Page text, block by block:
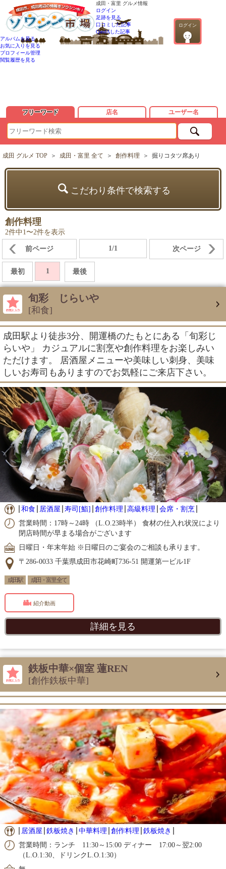
成田・富里 グルメ情報
ログイン
ログイン
足跡を見る
口コミした記事
QandAした記事
アルバムを見る
お気に入りを見る
プロフィール管理
閲覧履歴を見る
フリーワード 店名 ユーザー名
成田 グルメ TOP ＞ 成田・富里 全て ＞ 創作料理 ＞ 掘りコタツ席あり
こだわり条件で検索する
創作料理
2件中1〜2件を表示
前ページ 1/1 次ページ
最初 1 最後
旬彩 じらいや
[和食]
成田駅より徒歩3分、開運橋のたもとにある「旬彩じ
らいや」 カジュアルに割烹や創作料理をお楽しみい
ただけます。 居酒屋メニューや美味しい刺身、美味
しいお寿司もありますのでお気軽にご来店下さい。
和食 居酒屋 寿司[鮨] 創作料理 高級料理 会席・割烹
営業時間：17時～24時 （L.O.23時半） 食材の仕入れ状況により
閉店時間が早まる場合がございます
日曜日・年末年始 ※日曜日のご宴会のご相談も承ります。
〒286-0033 千葉県成田市花崎町736-51 開運第一ビル1F
成田駅 成田・富里 全て
紹介動画
詳細を見る
鉄板中華×個室 蓮REN
[創作鉄板中華]
居酒屋 鉄板焼き 中華料理 創作料理 鉄板焼き
営業時間：ランチ 11:30～15:00 ディナー 17:00～翌2:00
（L.O.1:30、ドリンクL.O.1:30）